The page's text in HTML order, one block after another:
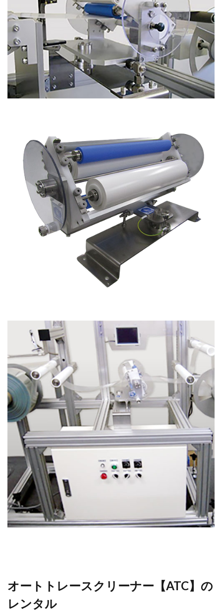
オートトレースクリーナー【ATC】の
レンタル